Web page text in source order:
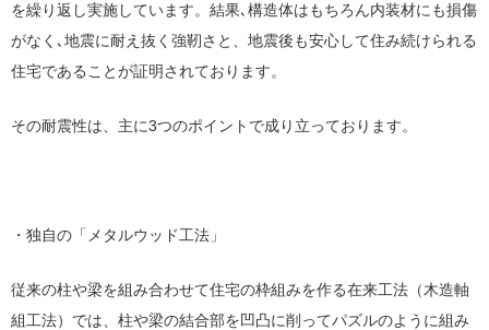
を繰り返し実施しています。結果､構造体はもちろん内装材にも損傷
がなく､地震に耐え抜く強靭さと、地震後も安心して住み続けられる
住宅であることが証明されております。
その耐震性は、主に3つのポイントで成り立っております。
・独自の「メタルウッド工法」
従来の柱や梁を組み合わせて住宅の枠組みを作る在来工法（木造軸
組工法）では、柱や梁の結合部を凹凸に削ってパズルのように組み